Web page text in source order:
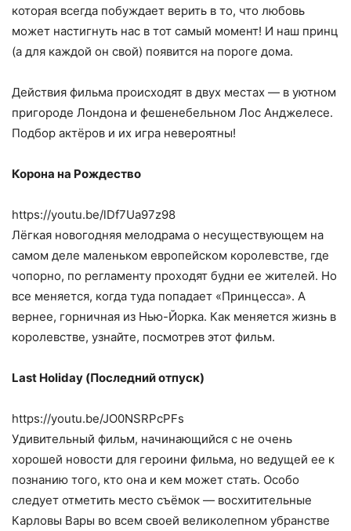
которая всегда побуждает верить в то, что любовь
может настигнуть нас в тот самый момент! И наш принц
(а для каждой он свой) появится на пороге дома.
Действия фильма происходят в двух местах — в уютном
пригороде Лондона и фешенебельном Лос Анджелесе.
Подбор актёров и их игра невероятны!
Корона на Рождество
https://youtu.be/lDf7Ua97z98
Лёгкая новогодняя мелодрама о несуществующем на
самом деле маленьком европейском королевстве, где
чопорно, по регламенту проходят будни ее жителей. Но
все меняется, когда туда попадает «Принцесса». А
вернее, горничная из Нью-Йорка. Как меняется жизнь в
королевстве, узнайте, посмотрев этот фильм.
Last Holiday (Последний отпуск)
https://youtu.be/JO0NSRPcPFs
Удивительный фильм, начинающийся с не очень
хорошей новости для героини фильма, но ведущей ее к
познанию того, кто она и кем может стать. Особо
следует отметить место съёмок — восхитительные
Карловы Вары во всем своей великолепном убранстве